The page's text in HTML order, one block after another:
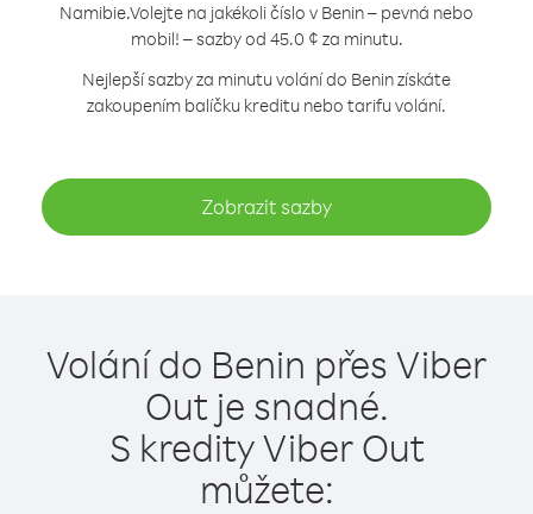
Namibie.Volejte na jakékoli číslo v Benin – pevná nebo
mobil! – sazby od 45.0 ¢ za minutu.
Nejlepší sazby za minutu volání do Benin získáte
zakoupením balíčku kreditu nebo tarifu volání.
Zobrazit sazby
Volání do Benin přes Viber
Out je snadné.
S kredity Viber Out
můžete: